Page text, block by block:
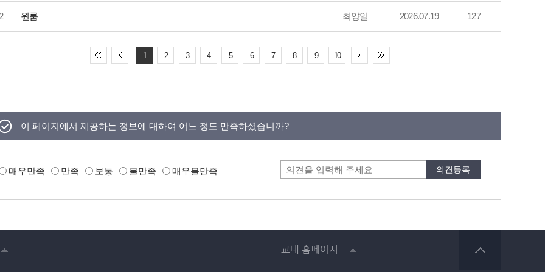
원룸 최양일 2026.07.19 127
1 2 3 4 5 6 7 8 9 10
이 페이지에서 제공하는 정보에 대하여 어느 정도 만족하셨습니까?
매우만족 만족 보통 불만족 매우불만족
교내 홈페이지